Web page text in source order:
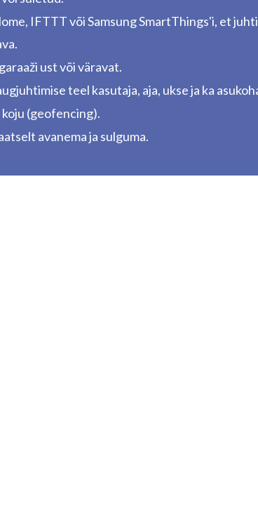
IFTTT või Samsung SmartThings'i, et
ust või väravat.
teel kasutaja, aja, ukse ja ka
(geofencing).
avanema ja sulguma.